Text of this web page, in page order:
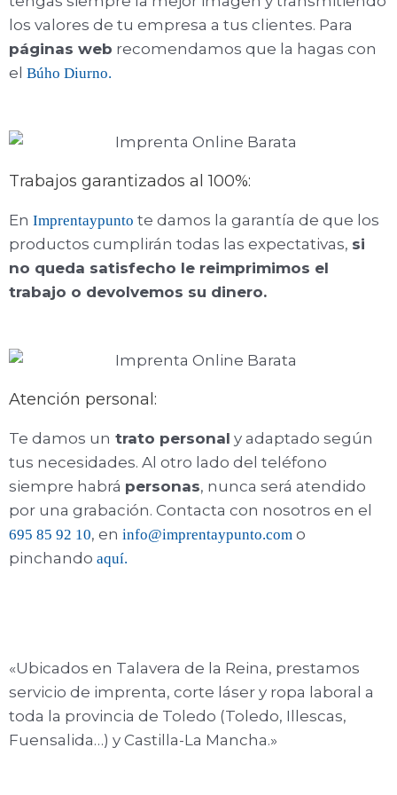
los valores de tu empresa a tus clientes. Para
páginas web recomendamos que la hagas con
el Búho Diurno.
Trabajos garantizados al 100%:
En Imprentaypunto te damos la garantía de que los
productos cumplirán todas las expectativas, si
no queda satisfecho le reimprimimos el
trabajo o devolvemos su dinero.
Atención personal:
Te damos un trato personal y adaptado según
tus necesidades. Al otro lado del teléfono
siempre habrá personas, nunca será atendido
por una grabación. Contacta con nosotros en el
695 85 92 10, en info@imprentaypunto.com o
pinchando aquí.
«Ubicados en Talavera de la Reina, prestamos
servicio de imprenta, corte láser y ropa laboral a
toda la provincia de Toledo (Toledo, Illescas,
Fuensalida…) y Castilla-La Mancha.»